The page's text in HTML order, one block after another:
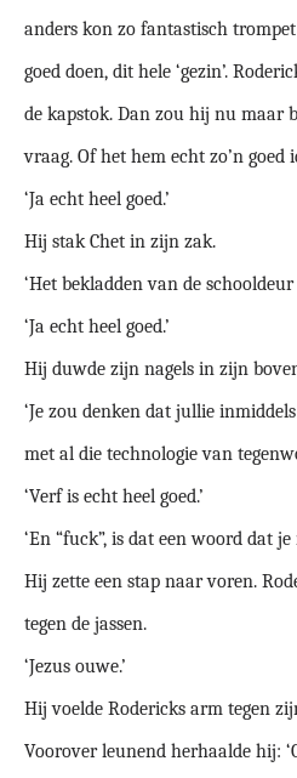
anders kon zo fantastisch
goed doen, dit hele ‘gezin’.
de kapstok. Dan zou hij nu maar
vraag. Of het hem echt zo’n goed
‘Ja echt heel goed.’
Hij stak Chet in zijn zak.
‘Het bekladden van de schooldeur
‘Ja echt heel goed.’
Hij duwde zijn nagels in zijn
‘Je zou denken dat jullie
met al die technologie van
‘Verf is echt heel goed.’
‘En “fuck”, is dat een woord dat je
Hij zette een stap naar voren.
tegen de jassen.
‘Jezus ouwe.’
Hij voelde Rodericks arm tegen
Voorover leunend herhaalde hij: